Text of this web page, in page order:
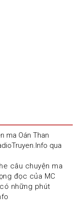
ma Oán Than
qua
câu chuyện ma
đọc của MC
những phút